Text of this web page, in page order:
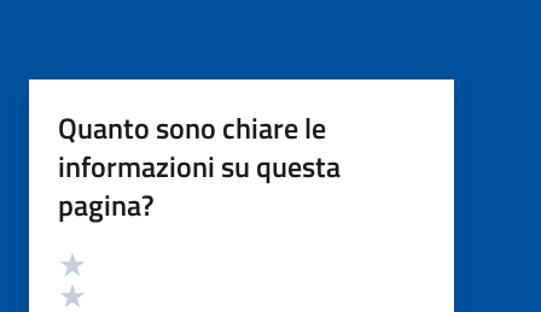
Quanto sono chiare le
informazioni su questa
pagina?
Valutazione